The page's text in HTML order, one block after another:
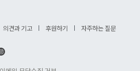
의견과 기고 후원하기 자주하는 질문